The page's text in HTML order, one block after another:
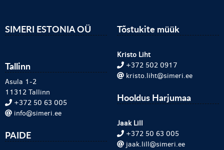
SIMERI ESTONIA OÜ
Tallinn
Asula 1-2
11312 Tallinn
+372 50 63 005
info@simeri.ee
PAIDE
Tõstukite müük
Kristo Liht
+372 502 0917
kristo.liht@simeri.ee
Hooldus Harjumaa
Jaak Lill
+372 50 63 005
jaak.lill@simeri.ee